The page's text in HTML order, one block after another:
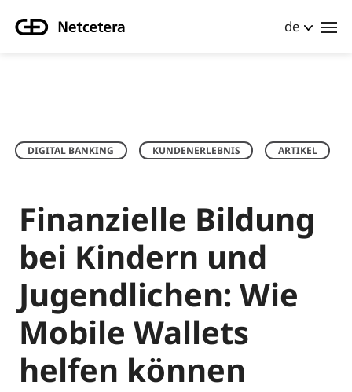
de
DIGITAL BANKING KUNDENERLEBNIS ARTIKEL
Finanzielle Bildung
bei Kindern und
Jugendlichen: Wie
Mobile Wallets
helfen können